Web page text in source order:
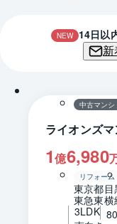
NEW 14日以
新
中古マンシ
ライオンズ
1億6,980
リフォーム
東京都目
東急東
3LDK